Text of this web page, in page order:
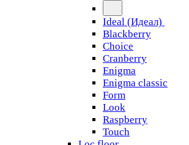
Ideal (Идеал)
Blackberry
Choice
Cranberry
Enigma
Enigma classic
Form
Look
Raspberry
Touch